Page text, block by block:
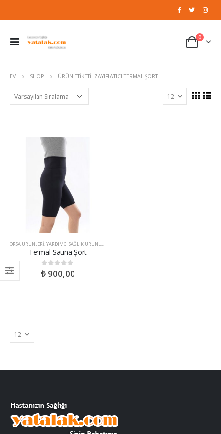
0
EV SHOP ÜRÜN ETIKETI -ZAYIFLATICI TERMAL ŞORT
ORSA ÜRÜNLERI,YARDIMCI SAĞLIK ÜRÜNLERI
Termal Sauna Şort
0 out of 5
₺900,00